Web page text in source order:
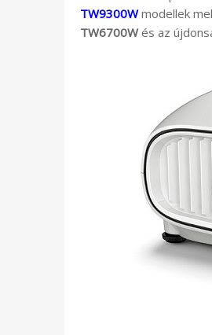
TW9300Wmodellek
TW6700Wés az